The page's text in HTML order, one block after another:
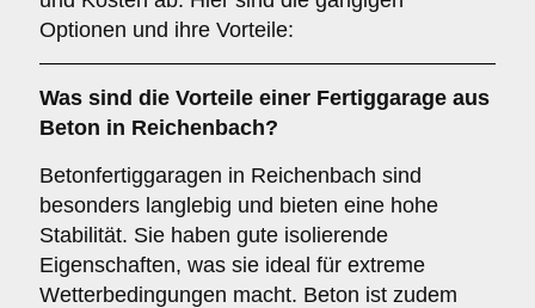
Optionen und ihre Vorteile:
Was sind die Vorteile einer Fertiggarage aus
Beton in Reichenbach?
Betonfertiggaragen in Reichenbach sind
besonders langlebig und bieten eine hohe
Stabilität. Sie haben gute isolierende
Eigenschaften, was sie ideal für extreme
Wetterbedingungen macht. Beton ist zudem